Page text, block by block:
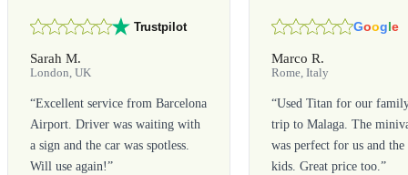
Trustpilot
Sarah M.
London, UK
“Excellent service from Barcelona
Airport. Driver was waiting with
a sign and the car was spotless.
Will use again!”
Google
Marco R.
Rome, Italy
“Used Titan for our
trip to Malaga. The
was perfect for us and the
kids. Great price too.”